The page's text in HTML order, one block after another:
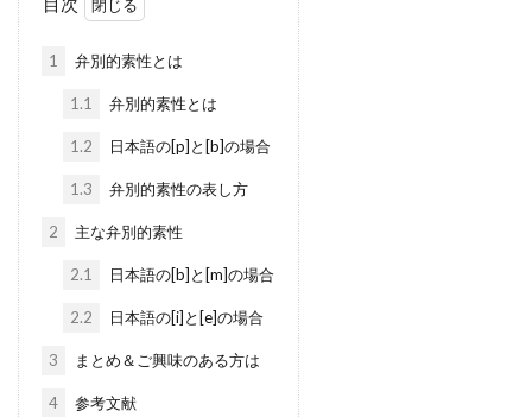
1 弁別的素性とは
1.1 弁別的素性とは
1.2 日本語の[p]と[b]の場合
1.3 弁別的素性の表し方
2 主な弁別的素性
2.1 日本語の[b]と[m]の場合
2.2 日本語の[i]と[e]の場合
3 まとめ＆ご興味のある方は
4 参考文献